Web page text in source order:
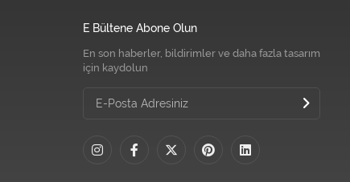
E Bültene Abone Olun
En son haberler, bildirimler ve daha fazla tasarım
için kaydolun